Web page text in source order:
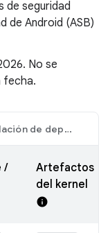
de seguridad
de Android (ASB)
No se
fecha.
Compilación de depuración
/
Artefactos
del kernel
info